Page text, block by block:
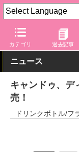
カテゴリ 過去記事
グルメ Watch 関連商
ニュース
キャンドゥ、デ
売！
ドリンクボトル/フ